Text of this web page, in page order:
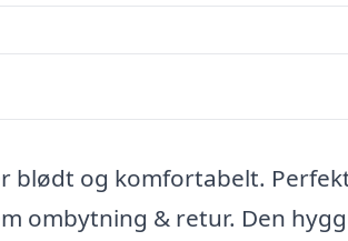
blødt og komfortabelt.
ombytning & retur. Den